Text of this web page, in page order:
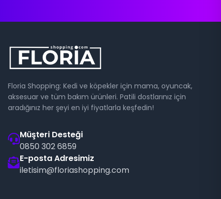
Floria Shopping: Kedi ve köpekler için mama, oyuncak,
aksesuar ve tüm bakım ürünleri. Patili dostlarınız için
aradığınız her şeyi en iyi fiyatlarla keşfedin!
Müşteri Desteği
0850 302 6859
E-posta Adresimiz
iletisim@floriashopping.com